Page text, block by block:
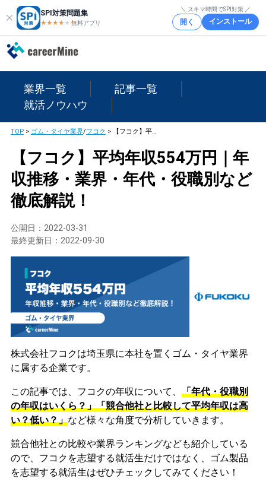
SPI対策問題集
★★★★ ★★
無料アプリ
＼ スキマ時間でSPI対策 ／
開く インストール
業界一覧
記事一覧
就活ノウハウ
TOP> ゴム・タイヤ業界/フコク > 【フコク】平均年収554万円｜年収推移・業界・年代・役職別など徹底解説！
【フコク】平均年収554万円｜年
収推移・業界・年代・役職別など
徹底解説！
公開日： 2022-03-31
最終更新日： 2022-09-30
株式会社フコクは埼玉県に本社を置くゴム・タイヤ業界
に属する企業です。
この記事では、フコクの年収について、 「年代・役職別
の年収はいくら？」「競合他社と比較して平均年収は高
い？低い？」など様々な角度で分析していきます。
競合他社との比較や業界ランキングなども紹介している
ので、フコクを志望する就活生だけではなく、ゴム製品
を志望する就活生はぜひチェックしてみてください！